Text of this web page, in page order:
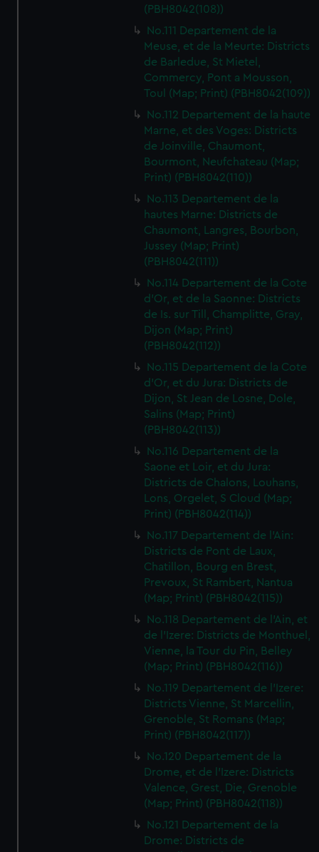
(PBH8042(108))
No.111 Departement de la
Meuse, et de la Meurte: Districts
de Barledue, St Mietel,
Commercy, Pont a Mousson,
Toul (Map; Print) (PBH8042(109))
No.112 Departement de la haute
Marne, et des Voges: Districts
de Joinville, Chaumont,
Bourmont, Neufchateau (Map;
Print) (PBH8042(110))
No.113 Departement de la
hautes Marne: Districts de
Chaumont, Langres, Bourbon,
Jussey (Map; Print)
(PBH8042(111))
No.114 Departement de la Cote
d'Or, et de la Saonne: Districts
de Is. sur Till, Champlitte, Gray,
Dijon (Map; Print)
(PBH8042(112))
No.115 Departement de la Cote
d'Or, et du Jura: Districts de
Dijon, St Jean de Losne, Dole,
Salins (Map; Print)
(PBH8042(113))
No.116 Departement de la
Saone et Loir, et du Jura:
Districts de Chalons, Louhans,
Lons, Orgelet, S Cloud (Map;
Print) (PBH8042(114))
No.117 Departement de l'Ain:
Districts de Pont de Laux,
Chatillon, Bourg en Brest,
Prevoux, St Rambert, Nantua
(Map; Print) (PBH8042(115))
No.118 Departement de l'Ain, et
de l'Izere: Districts de Monthuel,
Vienne, la Tour du Pin, Belley
(Map; Print) (PBH8042(116))
No.119 Departement de l'Izere:
Districts Vienne, St Marcellin,
Grenoble, St Romans (Map;
Print) (PBH8042(117))
No.120 Departement de la
Drome, et de l'Izere: Districts
Valence, Grest, Die, Grenoble
(Map; Print) (PBH8042(118))
No.121 Departement de la
Drome: Districts de